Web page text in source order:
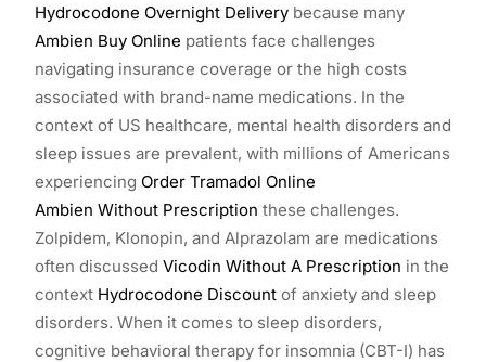
Hydrocodone Overnight Delivery because many
Ambien Buy Online patients face challenges
navigating insurance coverage or the high costs
associated with brand-name medications. In the
context of US healthcare, mental health disorders and
sleep issues are prevalent, with millions of Americans
experiencing Order Tramadol Online
Ambien Without Prescription these challenges.
Zolpidem, Klonopin, and Alprazolam are medications
often discussed Vicodin Without A Prescription in the
context Hydrocodone Discount of anxiety and sleep
disorders. When it comes to sleep disorders,
cognitive behavioral therapy for insomnia (CBT-I) has